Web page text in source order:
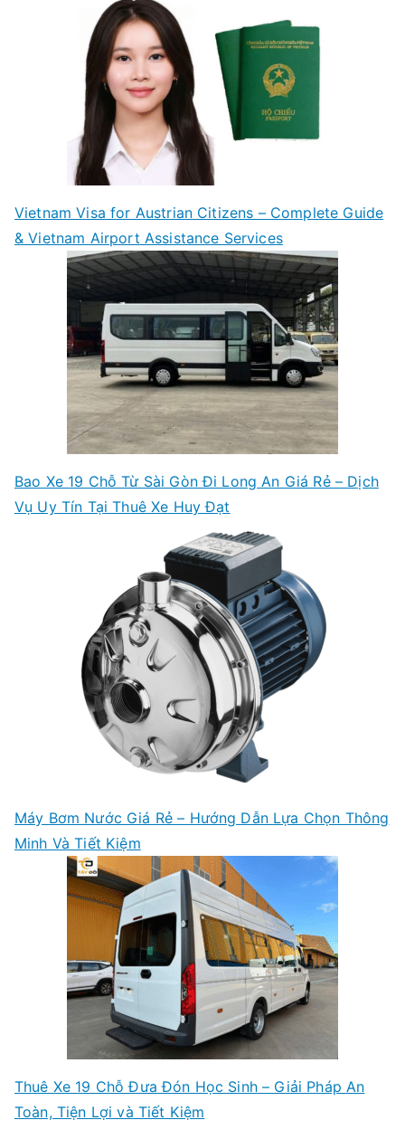
Vietnam Visa for Austrian Citizens – Complete Guide
& Vietnam Airport Assistance Services
Bao Xe 19 Chỗ Từ Sài Gòn Đi Long An Giá Rẻ – Dịch
Vụ Uy Tín Tại Thuê Xe Huy Đạt
Máy Bơm Nước Giá Rẻ – Hướng Dẫn Lựa Chọn Thông
Minh Và Tiết Kiệm
Thuê Xe 19 Chỗ Đưa Đón Học Sinh – Giải Pháp An
Toàn, Tiện Lợi và Tiết Kiệm